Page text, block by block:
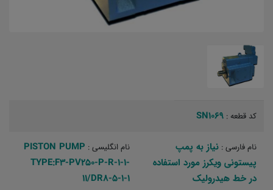
کد قطعه : SN1069
نام فارسی : نیاز به پمپ
پیستونی ویکرز مورد استفاده
در خط هیدرولیک
نام انگلیسی : PISTON PUMP
TYPE:F3-PV250-P-R-1-1-
11/DR8-5-1-1